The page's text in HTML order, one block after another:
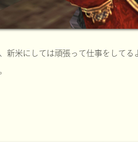
新米にしては頑張って仕事をしてる